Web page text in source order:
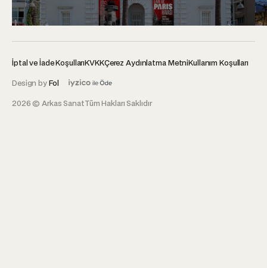
2026 © Arkas SanatTüm Hakları Saklıdır
İptal ve İade KoşullarıKVKKÇerez Aydınlatma MetniKullanım Koşulları
Design byFol